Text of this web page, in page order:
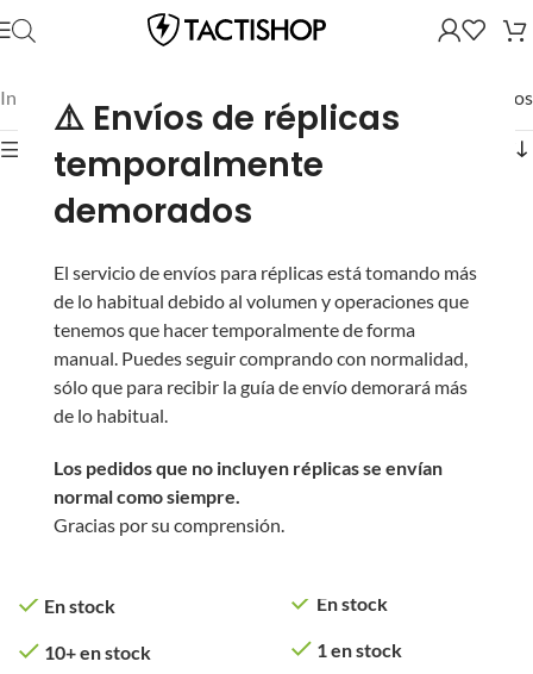
⚠️ Envíos de réplicas
temporalmente
demorados
El servicio de envíos para réplicas está tomando más
de lo habitual debido al volumen y operaciones que
tenemos que hacer temporalmente de forma
manual. Puedes seguir comprando con normalidad,
sólo que para recibir la guía de envío demorará más
de lo habitual.
Los pedidos que no incluyen réplicas se envían
normal como siempre.
Gracias por su comprensión.
Inicio Partes y Accesorios Mostrando los 60 resultados
Mostrar filtros
Mira Micro Reflex T1 de
Punto Rojo/Verde con
Elevador de 1″ QD para
En stock
10+ en stock
Killflash para Mira
En stock
1 en stock